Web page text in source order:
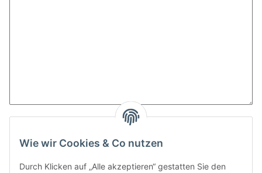
Wie wir Cookies & Co nutzen
Durch Klicken auf „Alle akzeptieren“ gestatten Sie den